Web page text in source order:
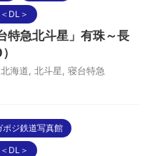
DL＞
特急北斗星」有珠～長
北海道 北斗星 寝台特急
ポジ鉄道写真館
DL＞